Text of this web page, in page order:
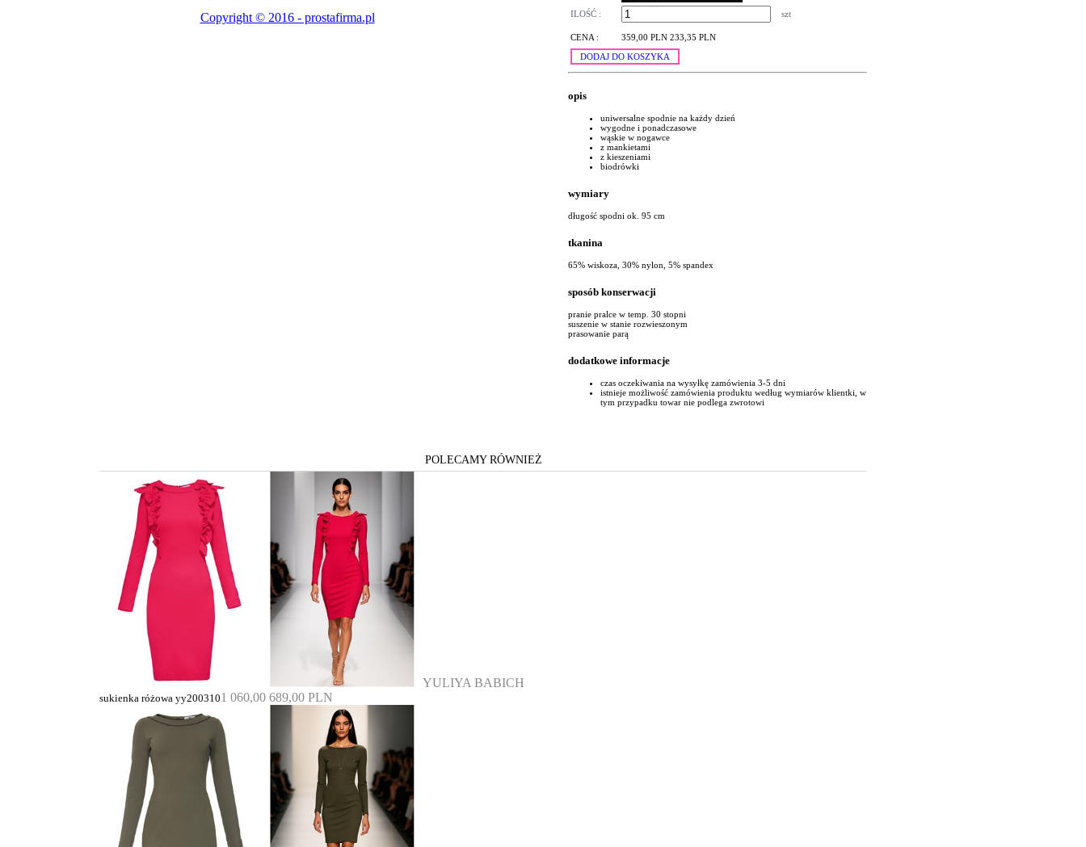
ILOŚĆ : szt
CENA : 359,00 PLN 233,35 PLN
DODAJ DO KOSZYKA
opis
uniwersalne spodnie na każdy dzień
wygodne i ponadczasowe
wąskie w nogawce
z mankietami
z kieszeniami
biodrówki
wymiary
długość spodni ok. 95 cm
tkanina
65% wiskoza, 30% nylon, 5% spandex
sposób konserwacji
pranie pralce w temp. 30 stopni
suszenie w stanie rozwieszonym
prasowanie parą
dodatkowe informacje
czas oczekiwania na wysyłkę zamówienia 3-5 dni
istnieje możliwość zamówienia produktu według wymiarów klientki, w
tym przypadku towar nie podlega zwrotowi
POLECAMY RÓWNIEŻ
YULIYA BABICH
sukienka różowa yy2003101 060,00 689,00 PLN
Copyright © 2016 - prostafirma.pl